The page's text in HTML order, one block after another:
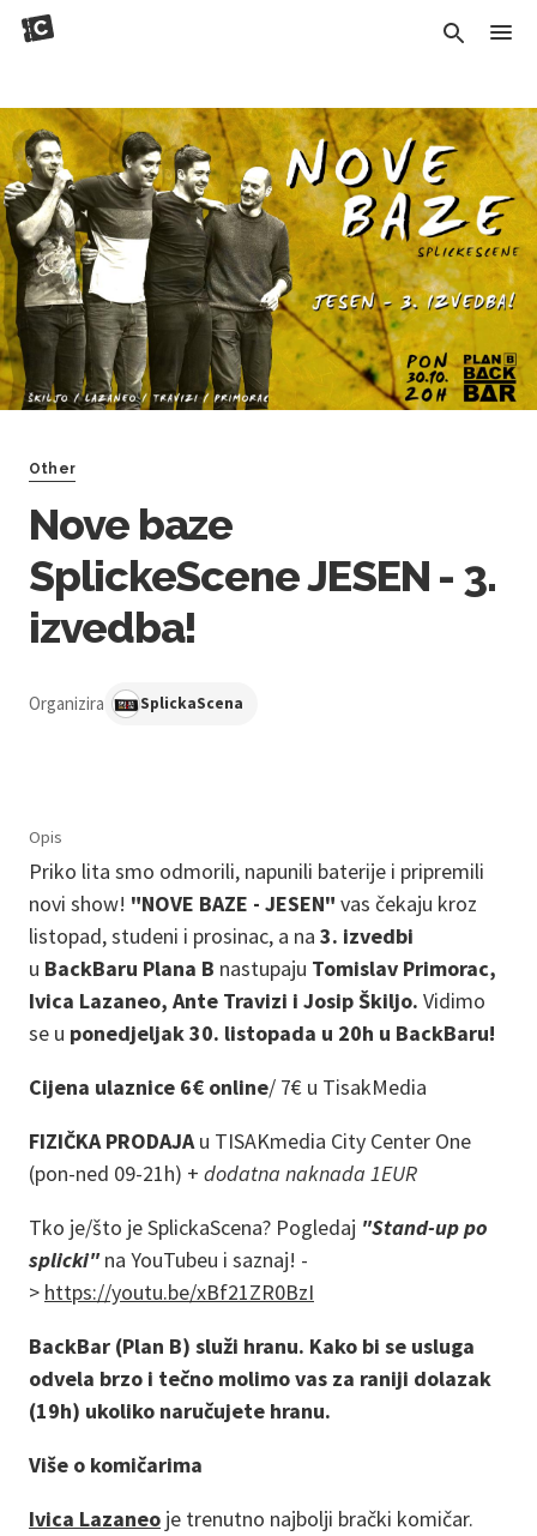
Other
Nove baze
SplickeScene JESEN - 3.
izvedba!
Organizira SplickaScena
Opis
Priko lita smo odmorili, napunili baterije i pripremili
novi show! "NOVE BAZE - JESEN" vas čekaju kroz
listopad, studeni i prosinac, a na 3. izvedbi
u BackBaru Plana B nastupaju Tomislav Primorac,
Ivica Lazaneo, Ante Travizi i Josip Škiljo. Vidimo
se u ponedjeljak 30. listopada u 20h u BackBaru!
Cijena ulaznice 6€ online/ 7€ u TisakMedia
FIZIČKA PRODAJAu TISAKmedia City Center One
(pon-ned 09-21h) + dodatna naknada 1EUR
Tko je/što je SplickaScena? Pogledaj "Stand-up po
splicki"na YouTubeu i saznaj! -
> https://youtu.be/xBf21ZR0BzI
BackBar (Plan B) služi hranu. Kako bi se usluga
odvela brzo i tečno molimo vas za raniji dolazak
(19h) ukoliko naručujete hranu.
Više o komičarima
Ivica Lazaneo je trenutno najbolji brački komičar.